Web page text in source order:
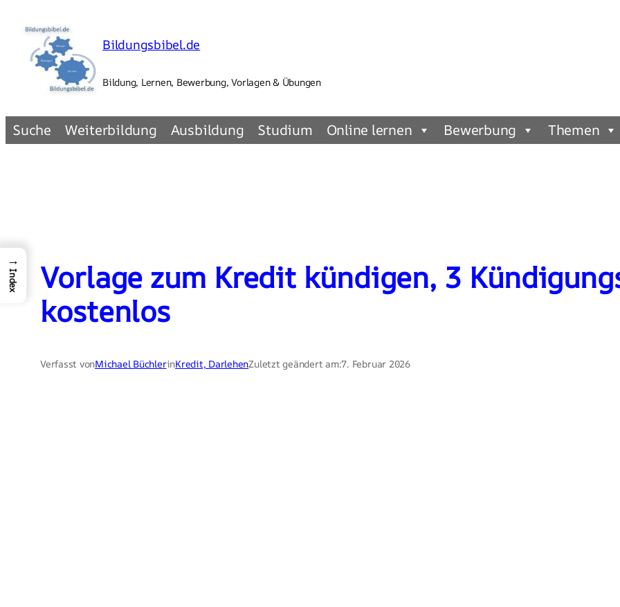
Inhalt
springen
Bildungsbibel.de
Bildung, Lernen, Bewerbung, Vorlagen & Übungen
Suche Weiterbildung Ausbildung Studium Online lernen Bewerbung Themen
Vorlage zum Kredit kündigen, 3
kostenlos
Verfasst vonMichael BüchlerinKredit, DarlehenZuletzt geändert am:7. Februar 2026
→
Index